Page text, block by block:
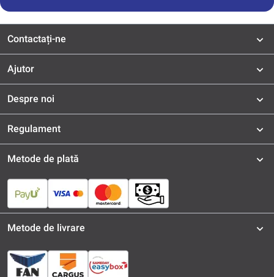
Contactați-ne
Ajutor
Despre noi
Regulament
Metode de plată
Metode de livrare